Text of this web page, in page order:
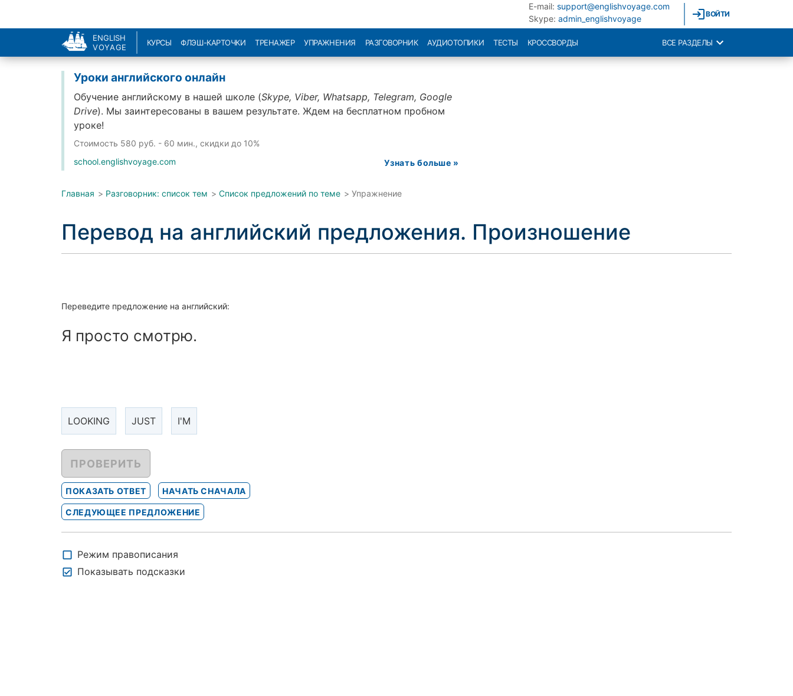
E-mail:support@englishvoyage.com
Skype:admin_englishvoyage ВОЙТИ
ENGLISH
VOYAGE
КУРСЫ ФЛЭШ-КАРТОЧКИ ТРЕНАЖЕР УПРАЖНЕНИЯ РАЗГОВОРНИК АУДИОТОПИКИ ТЕСТЫ КРОССВОРДЫ ВСЕ РАЗДЕЛЫ
Уроки английского онлайн
Обучение английскому в нашей школе (Skype, Viber, Whatsapp, Telegram, Google
Drive). Мы заинтересованы в вашем результате. Ждем на бесплатном пробном
уроке!
Стоимость 580 руб. - 60 мин., скидки до 10%
school.englishvoyage.com
Узнать больше »
Главная > Разговорник: список тем > Список предложений по теме > Упражнение
Перевод на английский предложения. Произношение
Переведите предложение на английский:
Я просто смотрю.
LOOKING JUST I'M
ПРОВЕРИТЬ
ПОКАЗАТЬ ОТВЕТ НАЧАТЬ СНАЧАЛА
СЛЕДУЮЩЕЕ ПРЕДЛОЖЕНИЕ
Режим правописания
Показывать подсказки